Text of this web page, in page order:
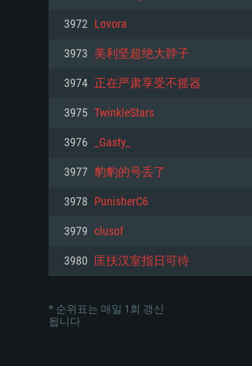
운영체제: Windows 10 (64 bit)
프로세서: 2.2 GHz 듀얼코어 이
메모리: 4GB
그래픽 카드: DirectX 11 이상
해상도: 720p
네트워크: 브로드밴드 인터넷
여유 저장 공간: 22.1 GB (최
운영체제: Mac OS Big Sur 11.0
프로세서: 최소 2.2 GHz의
(Mac), 혹은 이와 비슷한 성능
의 AMD/Nvidia. 최소 해상도:
네트워크: 브로드밴드 인터넷
여유 저장 공간: 22.1 GB (최
운영체제: 64bit Linux 중 최신
프로세서: 2.4 GHz 듀얼코어
메모리: 4 GB
그래픽 카드: Vulkan 을 지원
와 동급의 성능을 가지며 최신
지원하는 AMD (6개월 미만;
3972 Lovora
3973 美利坚超绝大脖子
3974 正在严肃享受不摇器
3975 TwinkleStars
3976 _Gasty_
3977 豹豹的号丢了
3978 PunisherC6
3979 clusof
3980 匡扶汉室指日可待
* 순위표는 매일 1회 갱신
됩니다